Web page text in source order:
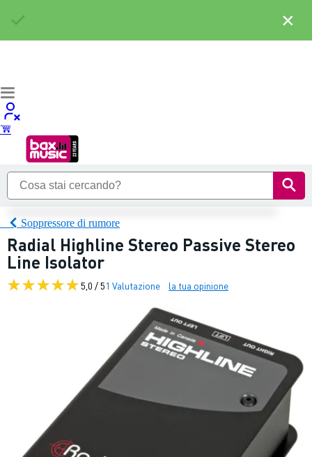
Soppressore di rumore
Radial Highline Stereo Passive Stereo
Line Isolator
5,0 / 51 Valutazione la tua opinione
×